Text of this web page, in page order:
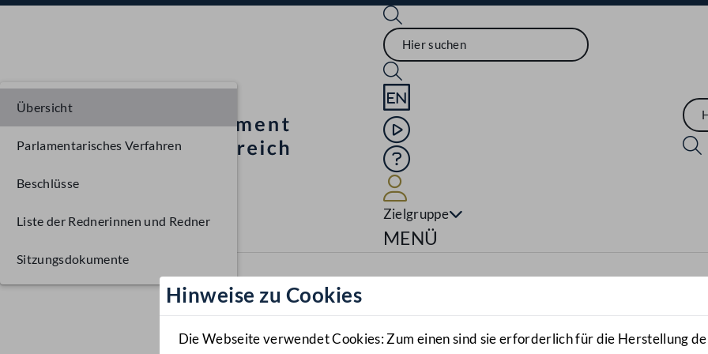
Sprache English
Mediathek
Hilfe
Zielgruppe
Navigationsmenü öffnen
MENÜ
Hinweise zu Cookies
Die Webseite verwendet Cookies: Zum einen sind sie erforderlich für die Herstellung
Übersicht
Parlamentarisches Verfahren
Beschlüsse
Liste der Rednerinnen und Redner
Sitzungsdokumente